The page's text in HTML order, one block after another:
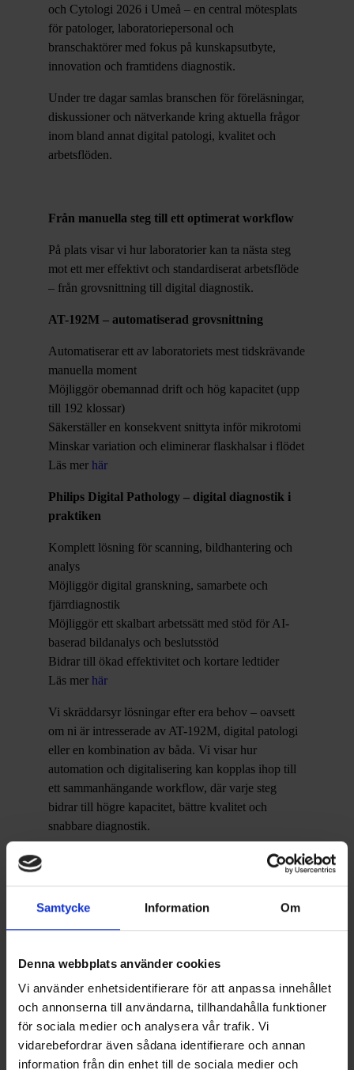
Samtycke Information Om
Denna webbplats använder cookies
Vi använder enhetsidentifierare för att anpassa innehållet
och annonserna till användarna, tillhandahålla funktioner
för sociala medier och analysera vår trafik. Vi
vidarebefordrar även sådana identifierare och annan
information från din enhet till de sociala medier och
och Cytologi 2026 i Umeå – en central mötesplats
för patologer, laboratoriepersonal och
branschaktörer med fokus på kunskapsutbyte,
innovation och framtidens diagnostik.
Under tre dagar samlas branschen för föreläsningar,
diskussioner och nätverkande kring aktuella frågor
inom bland annat digital patologi, kvalitet och
arbetsflöden.
Från manuella steg till ett optimerat workflow
På plats visar vi hur laboratorier kan ta nästa steg
mot ett mer effektivt och standardiserat arbetsflöde
– från grovsnittning till digital diagnostik.
AT-192M– automatiserad grovsnittning
Automatiserar ett av laboratoriets mest tidskrävande
manuella moment
Möjliggör obemannad drift och hög kapacitet (upp
till 192 klossar)
Säkerställer en konsekvent snittyta inför mikrotomi
Minskar variation och eliminerar flaskhalsar i flödet
Läs mer här
Philips Digital Pathology– digital diagnostik i
praktiken
Komplett lösning för scanning, bildhantering och
analys
Möjliggör digital granskning, samarbete och
fjärrdiagnostik
Möjliggör ett skalbart arbetssätt med stöd för AI-
baserad bildanalys och beslutsstöd
Bidrar till ökad effektivitet och kortare ledtider
Läs mer här
Vi skräddarsyr lösningar efter era behov – oavsett
om ni är intresserade av AT-192M, digital patologi
eller en kombination av båda. Vi visar hur
automation och digitalisering kan kopplas ihop till
ett sammanhängande workflow, där varje steg
bidrar till högre kapacitet, bättre kvalitet och
snabbare diagnostik.
Möt oss och diskutera ert nästa steg
Se hur automation och digitalisering samverkar i
praktiken
Diskutera konkreta lösningar för ökad effektivitet
och kapacitet